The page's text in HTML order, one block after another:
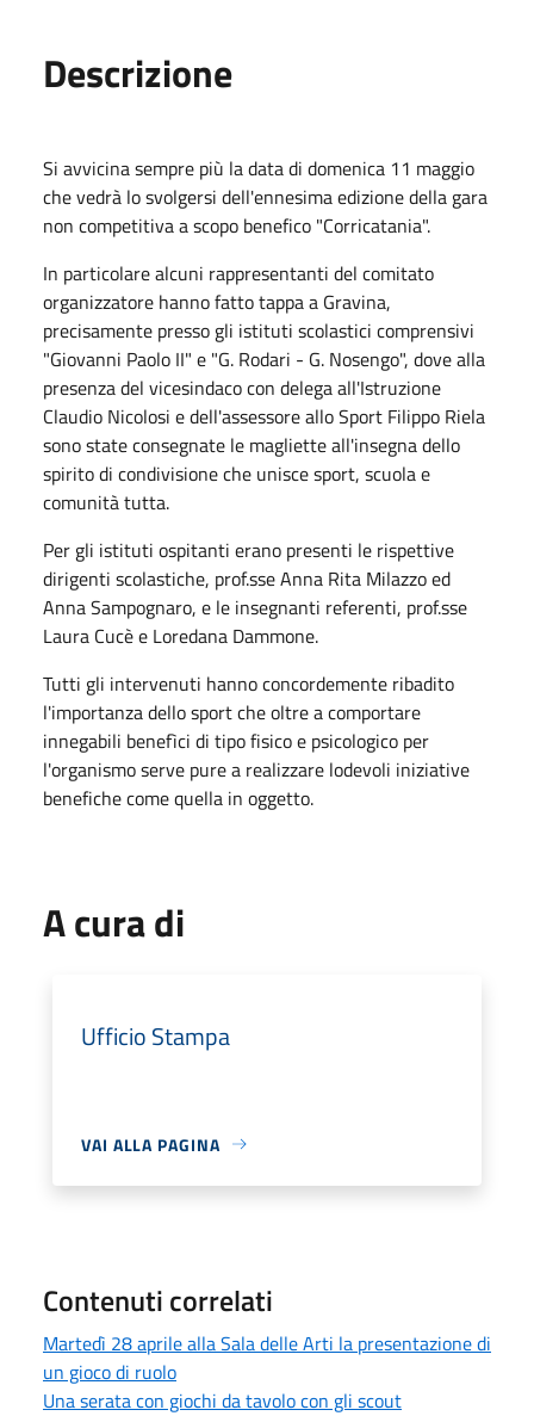
Descrizione
Si avvicina sempre più la data di domenica 11 maggio
che vedrà lo svolgersi dell'ennesima edizione della gara
non competitiva a scopo benefico "Corricatania".
In particolare alcuni rappresentanti del comitato
organizzatore hanno fatto tappa a Gravina,
precisamente presso gli istituti scolastici comprensivi
"Giovanni Paolo II" e "G. Rodari - G. Nosengo", dove alla
presenza del vicesindaco con delega all'Istruzione
Claudio Nicolosi e dell'assessore allo Sport Filippo Riela
sono state consegnate le magliette all'insegna dello
spirito di condivisione che unisce sport, scuola e
comunità tutta.
Per gli istituti ospitanti erano presenti le rispettive
dirigenti scolastiche, prof.sse Anna Rita Milazzo ed
Anna Sampognaro, e le insegnanti referenti, prof.sse
Laura Cucè e Loredana Dammone.
Tutti gli intervenuti hanno concordemente ribadito
l'importanza dello sport che oltre a comportare
innegabili benefìci di tipo fisico e psicologico per
l'organismo serve pure a realizzare lodevoli iniziative
benefiche come quella in oggetto.
A cura di
Ufficio Stampa
VAI ALLA PAGINA
Contenuti correlati
Martedì 28 aprile alla Sala delle Arti la presentazione di
un gioco di ruolo
Una serata con giochi da tavolo con gli scout